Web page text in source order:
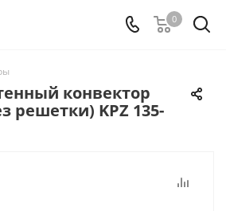
0
конвектор
решетки) KPZ 135-